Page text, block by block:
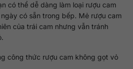
có thể dễ dàng làm loại rượu cam
có sẵn trong bếp. Mẻ rượu cam
của trái cam nhưng vẫn tránh
công thức rượu cam không gọt vỏ